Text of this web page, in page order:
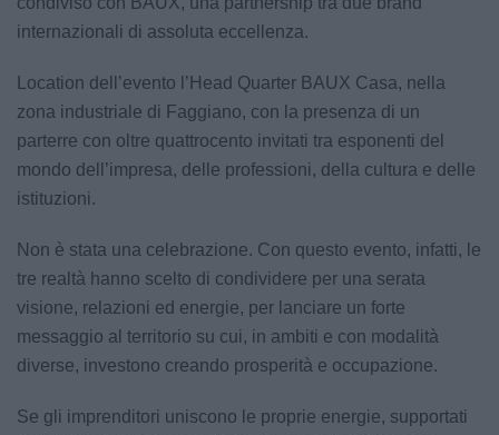
internazionali di assoluta eccellenza.
Location dell’evento l’Head Quarter BAUX Casa, nella
zona industriale di Faggiano, con la presenza di un
parterre con oltre quattrocento invitati tra esponenti del
mondo dell’impresa, delle professioni, della cultura e delle
istituzioni.
Non è stata una celebrazione. Con questo evento, infatti, le
tre realtà hanno scelto di condividere per una serata
visione, relazioni ed energie, per lanciare un forte
messaggio al territorio su cui, in ambiti e con modalità
diverse, investono creando prosperità e occupazione.
Se gli imprenditori uniscono le proprie energie, supportati